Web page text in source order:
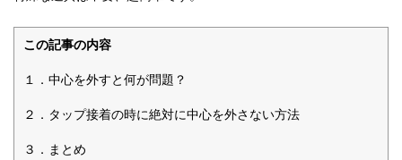
この記事の内容
１．中心を外すと何が問題？
２．タップ接着の時に絶対に中心を外さない方法
３．まとめ